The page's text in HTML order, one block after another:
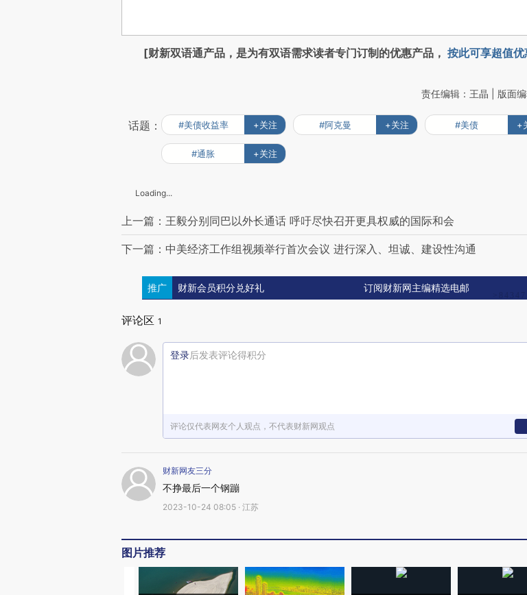
[财新双语通产品，是为有双语需求读者专门订制的优惠产品， 按此可享超值优
责任编辑：王晶 | 版面
话题： #美债收益率 +关注 #阿克曼 +关注 #美债 +
#通胀 +关注
Loading...
上一篇：王毅分别同巴以外长通话 呼吁尽快召开更具权威的国际和会
下一篇：中美经济工作组视频举行首次会议 进行深入、坦诚、建设性沟通
推广 财新会员积分兑好礼 订阅财新网主编精选电邮
评论区 1
登录后发表评论得积分
评论仅代表网友个人观点，不代表财新网观点
财新网友三分
不挣最后一个钢蹦
2023-10-24 08:05 · 江苏
图片推荐